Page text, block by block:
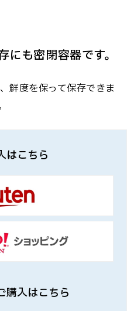
も密閉容器です。
鮮度を保って保存できま
はこちら
購入はこちら